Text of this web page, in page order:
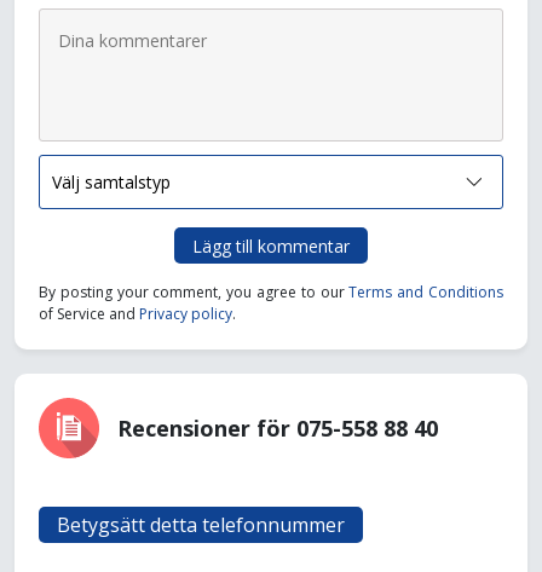
Lägg till kommentar
By posting your comment, you agree to ourTerms and Conditions
of Service and Privacy policy.
Recensioner för 075-558 88 40
Betygsätt detta telefonnummer